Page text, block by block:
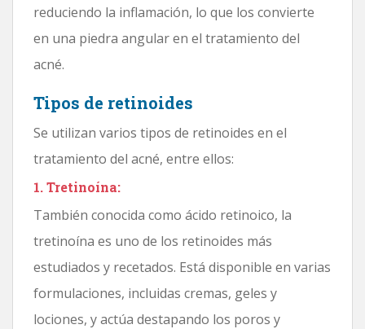
reduciendo la inflamación, lo que los convierte
en una piedra angular en el tratamiento del
acné.
Tipos de retinoides
Se utilizan varios tipos de retinoides en el
tratamiento del acné, entre ellos:
1. Tretinoína:
También conocida como ácido retinoico, la
tretinoína es uno de los retinoides más
estudiados y recetados. Está disponible en varias
formulaciones, incluidas cremas, geles y
lociones, y actúa destapando los poros y